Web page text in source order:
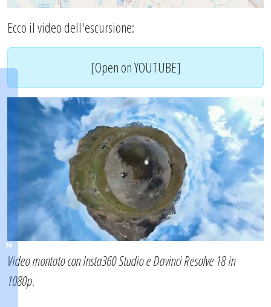
Ecco il video dell'escursione:
[Open on YOUTUBE]
Video montato con Insta360 Studio e Davinci Resolve 18 in
1080p.